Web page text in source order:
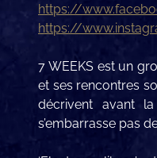
https://
https://
7 WEEKS est un
et ses rencontres
décrivent avant
s’embarrasse pas